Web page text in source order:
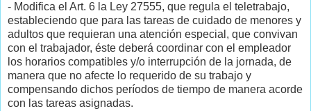
- Modifica el Art. 6 la Ley 27555, que regula el teletrabajo,
estableciendo que para las tareas de cuidado de menores y
adultos que requieran una atención especial, que convivan
con el trabajador, éste deberá coordinar con el empleador
los horarios compatibles y/o interrupción de la jornada, de
manera que no afecte lo requerido de su trabajo y
compensando dichos períodos de tiempo de manera acorde
con las tareas asignadas.